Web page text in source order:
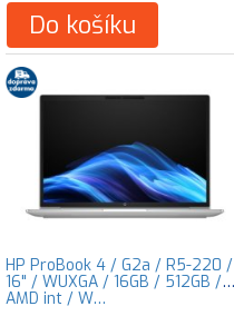
Do košíku
HP ProBook 4 / G2a / R5-220 /
16" / WUXGA / 16GB / 512GB /
AMD int / W…